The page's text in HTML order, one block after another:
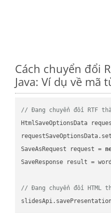
Cách chuyển đổi
Java: Ví dụ về mã
// Đang chuyển đổi RTF
HtmlSaveOptionsData
SaveAsRequest request =
SaveResponse result =
// Đang chuyển đổi HTML